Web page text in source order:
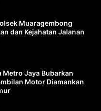
Muaragembong
dan Kejahatan Jalanan
Metro Jaya Bubarkan
Motor Diamankan